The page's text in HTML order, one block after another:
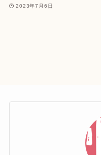
2023年7月6日